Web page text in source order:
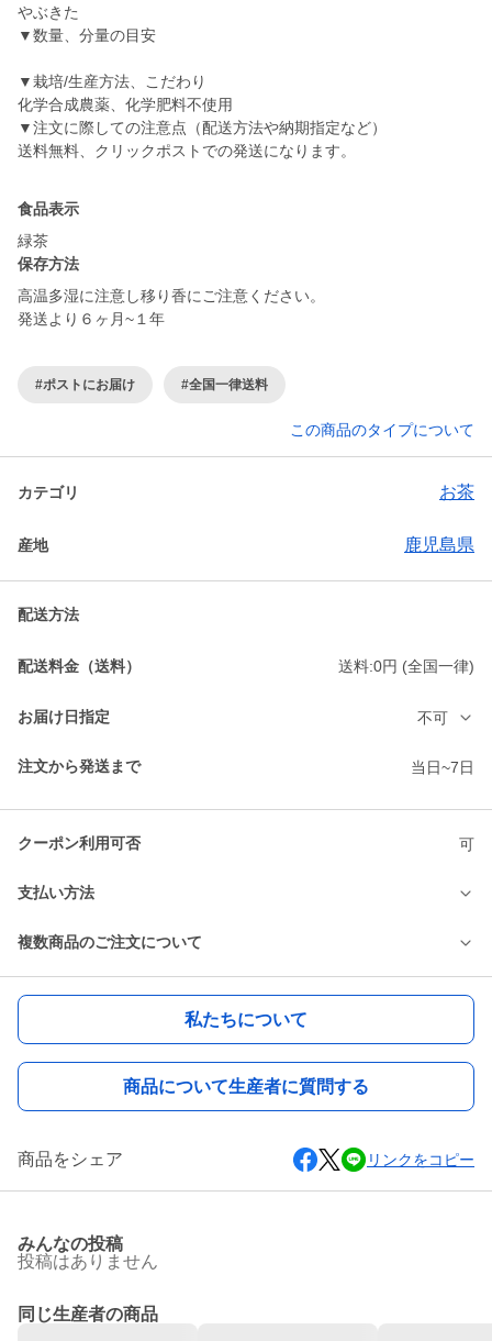
やぶきた
▼数量、分量の目安
▼栽培/生産方法、こだわり
化学合成農薬、化学肥料不使用
▼注文に際しての注意点（配送方法や納期指定など）
送料無料、クリックポストでの発送になります。
食品表示
緑茶
保存方法
高温多湿に注意し移り香にご注意ください。
発送より６ヶ月~１年
#ポストにお届け #全国一律送料
この商品のタイプについて
カテゴリ お茶
産地 鹿児島県
配送方法
配送料金（送料） 送料:0円 (全国一律)
お届け日指定 不可
注文から発送まで 当日~7日
クーポン利用可否 可
支払い方法
複数商品のご注文について
私たちについて
商品について生産者に質問する
商品をシェア リンクをコピー
みんなの投稿
投稿はありません
同じ生産者の商品